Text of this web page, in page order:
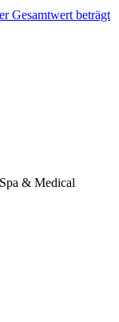
Gesamtwert beträgt